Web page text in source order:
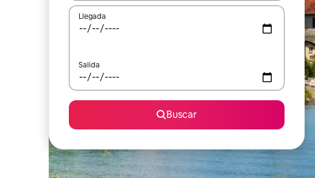
Llegada
Salida
Buscar